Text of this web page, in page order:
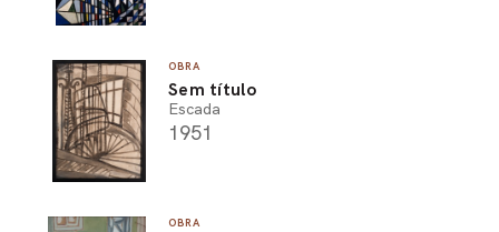
OBRA
Sem título
Escada
1951
OBRA